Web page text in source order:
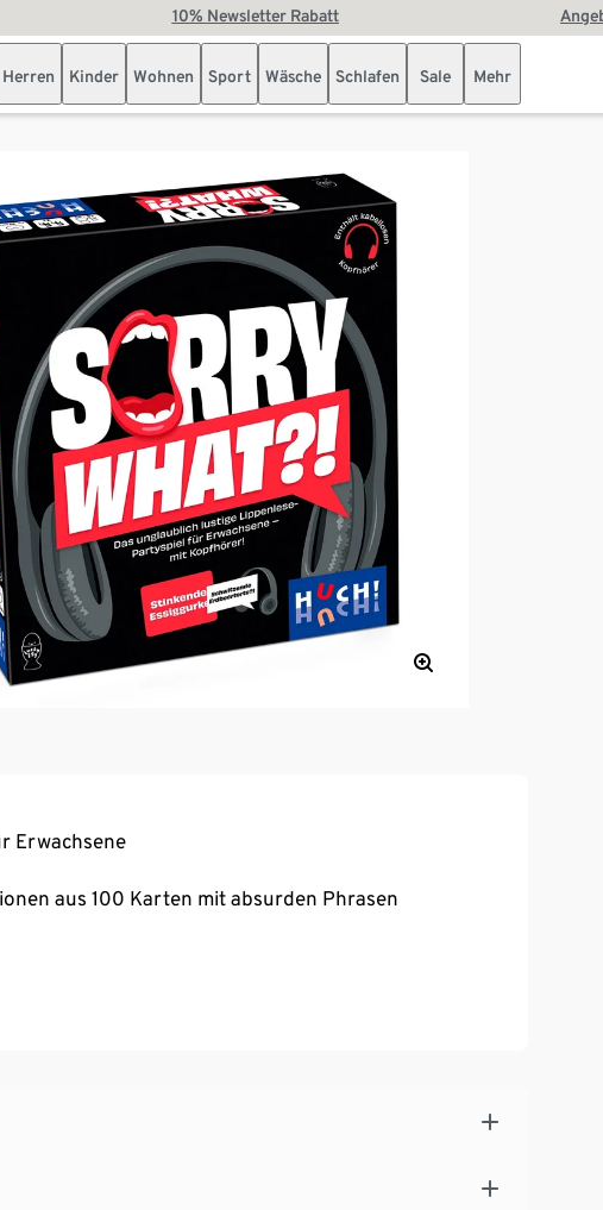
10% Newsletter Rabatt
Herren Kinder Wohnen Sport Wäsche Schlafen Sale Mehr
Erwachsene
aus 100 Karten mit absurden Phrasen